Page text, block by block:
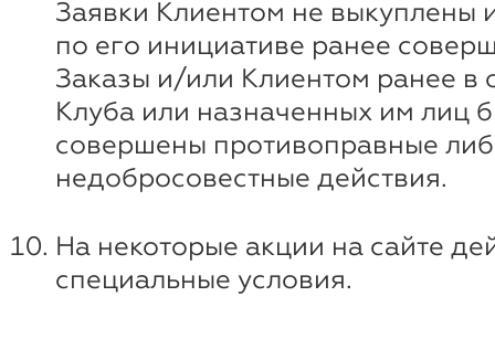
Заявки Клиентом не выкуплены
по его инициативе ранее
Заказы и/или Клиентом ранее в
Клуба или назначенных им лиц
совершены противоправные
недобросовестные действия.
На некоторые акции на сайте
специальные условия.